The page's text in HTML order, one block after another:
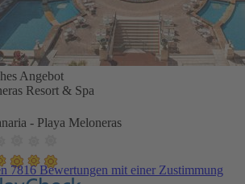
Angebot
Resort & Spa
- Playa Meloneras
7816 Bewertungen mit einer Zustimmung